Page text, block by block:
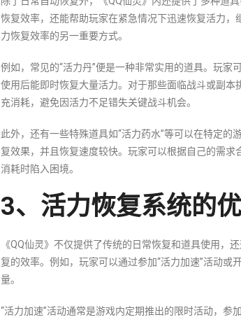
恢复效率，还能帮助玩家在紧急情况下迅速恢复活力
力恢复效率的另一重要方式。
例如，常见的“活力丹”便是一种非常实用的道具。玩家
使用后能即时恢复大量活力。对于那些面临战斗或副
充消耗，避免因活力不足错失关键战斗机会。
此外，还有一些特殊道具如“活力药水”等可以在特定
复效果，并且恢复速度较快。玩家可以根据自己的需
消耗时陷入困境。
3、活力恢复系统的
《QQ仙灵》不仅提供了传统的日常恢复和道具使用，
复的效率。例如，玩家可以通过参加“活力加速”活动或
量。
“活力加速”活动通常是游戏内定期推出的限时活动，参